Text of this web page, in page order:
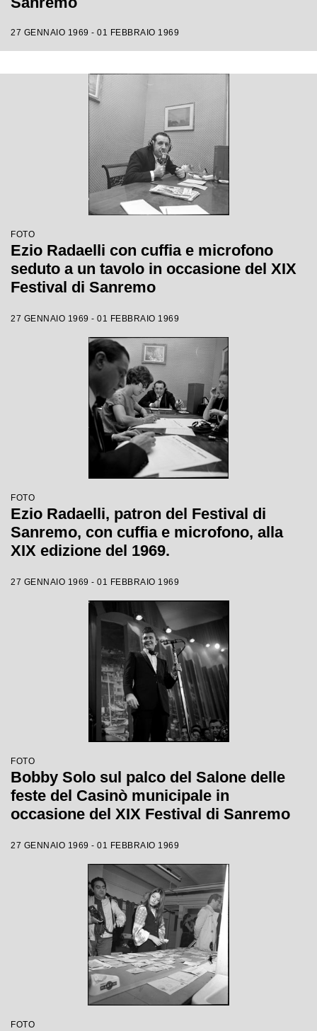
27 GENNAIO 1969 - 01 FEBBRAIO 1969
FOTO
Ezio Radaelli con cuffia e microfono
seduto a un tavolo in occasione del XIX
Festival di Sanremo
27 GENNAIO 1969 - 01 FEBBRAIO 1969
FOTO
Ezio Radaelli, patron del Festival di
Sanremo, con cuffia e microfono, alla
XIX edizione del 1969.
27 GENNAIO 1969 - 01 FEBBRAIO 1969
FOTO
Bobby Solo sul palco del Salone delle
feste del Casinò municipale in
occasione del XIX Festival di Sanremo
27 GENNAIO 1969 - 01 FEBBRAIO 1969
FOTO